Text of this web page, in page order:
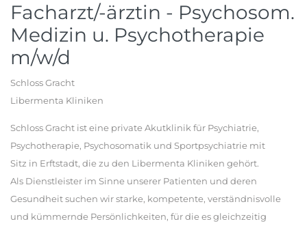
Facharzt/-ärztin - Psychosom.
Medizin u. Psychotherapie
m/w/d
Schloss Gracht
Libermenta Kliniken
Schloss Gracht ist eine private Akutklinik für Psychiatrie,
Psychotherapie, Psychosomatik und Sportpsychiatrie mit
Sitz in Erftstadt, die zu den Libermenta Kliniken gehört.
Als Dienstleister im Sinne unserer Patienten und deren
Gesundheit suchen wir starke, kompetente, verständnisvolle
und kümmernde Persönlichkeiten, für die es gleichzeitig